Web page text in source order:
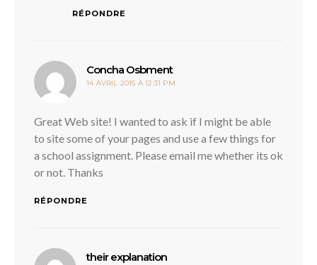
RÉPONDRE
Concha Osbmentdit :
14 AVRIL 2015 À 12:31 PM
Great Web site! I wanted to ask if I might be able
to site some of your pages and use a few things for
a school assignment. Please email me whether its ok
or not. Thanks
RÉPONDRE
their explanation